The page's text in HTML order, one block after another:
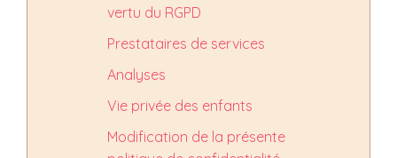
vertu du RGPD
Prestataires de services
Analyses
Vie privée des enfants
Modification de la présente